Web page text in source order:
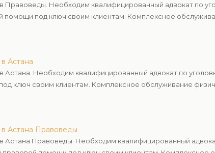
Правоведы. Необходим квалифицированный адвокат по
помощи под ключ своим клиентам. Комплексное
Астана
Астана. Необходим квалифицированный адвокат по
ключ своим клиентам. Комплексное обслуживание
Астана Правоведы
Астана Правоведы. Необходим квалифицированный